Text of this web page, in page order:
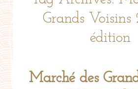
Grands Voisins
édition
Marché des